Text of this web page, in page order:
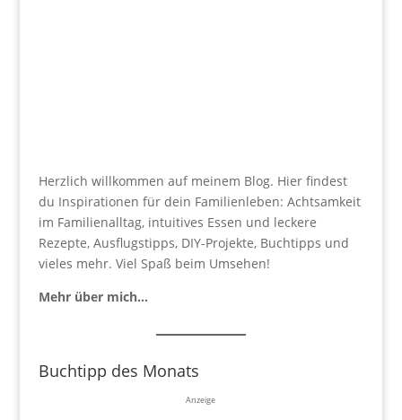
Herzlich willkommen auf meinem Blog. Hier findest
du Inspirationen für dein Familienleben: Achtsamkeit
im Familienalltag, intuitives Essen und leckere
Rezepte, Ausflugstipps, DIY-Projekte, Buchtipps und
vieles mehr. Viel Spaß beim Umsehen!
Mehr über mich…
Buchtipp des Monats
Anzeige